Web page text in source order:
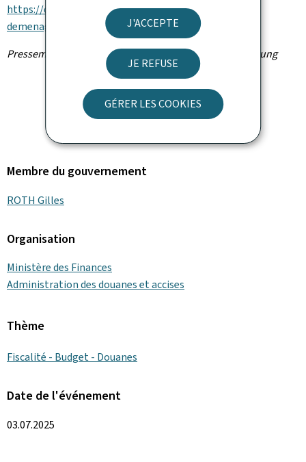
J'ACCEPTE
JE REFUSE
GÉRER LES COOKIES
https://douanes.public.lu/fr/voyages-
demenagement/franchises.html.
Pressemitteilung der Zoll- und Verbrauchsteuerverwaltung
Membre du gouvernement
ROTH Gilles
Organisation
Ministère des Finances
Administration des douanes et accises
Thème
Fiscalité - Budget - Douanes
Date de l'événement
03.07.2025